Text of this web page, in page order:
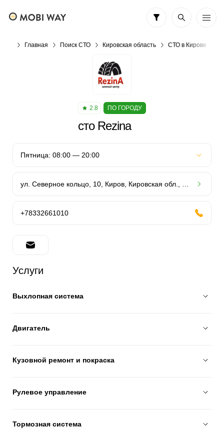
Главная Поиск СТО Кировская область СТО в Кирове
2.8 ПО ГОРОДУ
сто Rezina
+78332661010
Услуги
Выхлопная система
Двигатель
Кузовной ремонт и покраска
Рулевое управление
Тормозная система